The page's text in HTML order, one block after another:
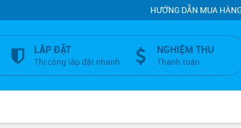
HƯỚNG DẪN MUA
LẮP ĐẶT
Thi công lắp đặt nhanh
NGHIỆM THU
Thanh toán